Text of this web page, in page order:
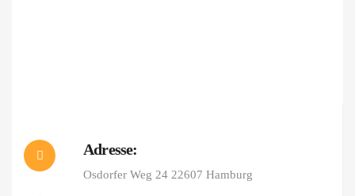
Adresse:
Osdorfer Weg 24 22607 Hamburg